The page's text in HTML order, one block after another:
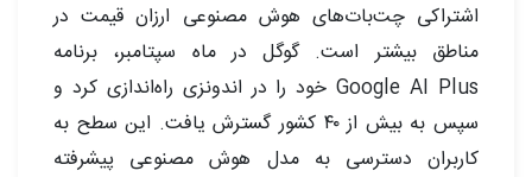
اشتراکی چت‌بات‌های هوش مصنوعی ارزان قیمت در
مناطق بیشتر است. گوگل در ماه سپتامبر، برنامه
Google AI Plus خود را در اندونزی راه‌اندازی کرد و
سپس به بیش از ۴۰ کشور گسترش یافت. این سطح به
کاربران دسترسی به مدل هوش مصنوعی پیشرفته